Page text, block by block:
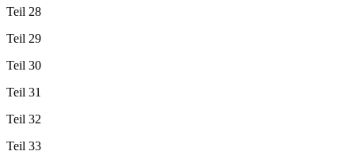
Teil 28
Teil 29
Teil 30
Teil 31
Teil 32
Teil 33